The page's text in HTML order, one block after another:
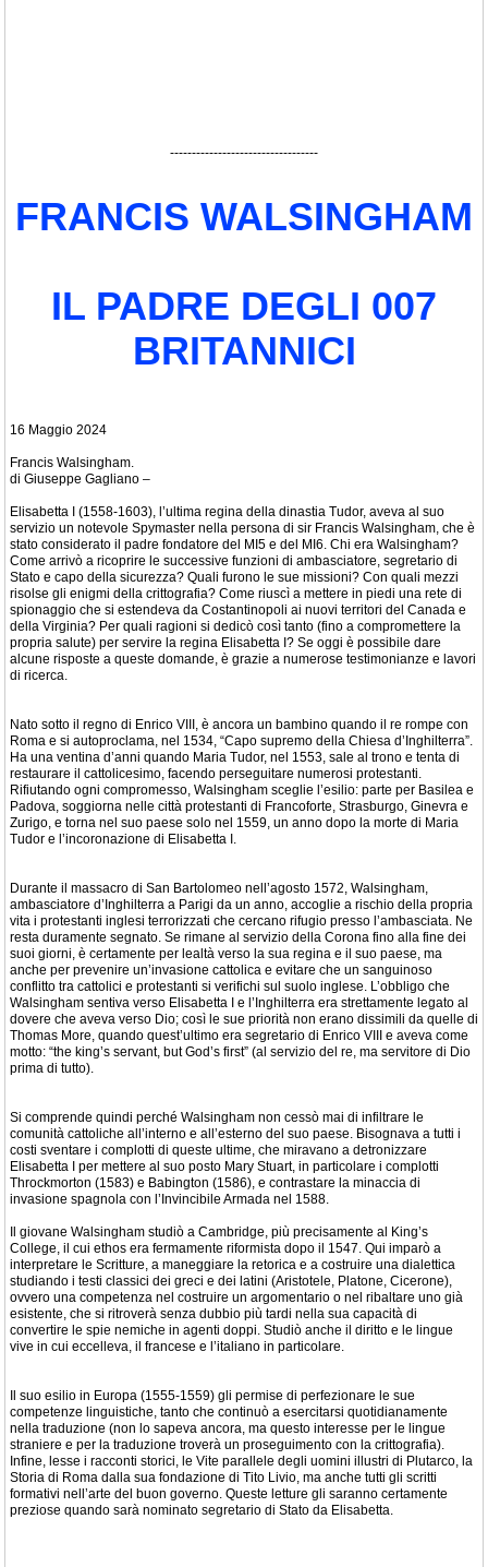
----------------------------------
FRANCIS WALSINGHAM
IL PADRE DEGLI 007
BRITANNICI
16 Maggio 2024
Francis Walsingham.
di Giuseppe Gagliano –
Elisabetta I (1558-1603), l’ultima regina della dinastia Tudor, aveva al suo
servizio un notevole Spymaster nella persona di sir Francis Walsingham, che è
stato considerato il padre fondatore del MI5 e del MI6. Chi era Walsingham?
Come arrivò a ricoprire le successive funzioni di ambasciatore, segretario di
Stato e capo della sicurezza? Quali furono le sue missioni? Con quali mezzi
risolse gli enigmi della crittografia? Come riuscì a mettere in piedi una rete di
spionaggio che si estendeva da Costantinopoli ai nuovi territori del Canada e
della Virginia? Per quali ragioni si dedicò così tanto (fino a compromettere la
propria salute) per servire la regina Elisabetta I? Se oggi è possibile dare
alcune risposte a queste domande, è grazie a numerose testimonianze e lavori
di ricerca.
Nato sotto il regno di Enrico VIII, è ancora un bambino quando il re rompe con
Roma e si autoproclama, nel 1534, “Capo supremo della Chiesa d’Inghilterra”.
Ha una ventina d’anni quando Maria Tudor, nel 1553, sale al trono e tenta di
restaurare il cattolicesimo, facendo perseguitare numerosi protestanti.
Rifiutando ogni compromesso, Walsingham sceglie l’esilio: parte per Basilea e
Padova, soggiorna nelle città protestanti di Francoforte, Strasburgo, Ginevra e
Zurigo, e torna nel suo paese solo nel 1559, un anno dopo la morte di Maria
Tudor e l’incoronazione di Elisabetta I.
Durante il massacro di San Bartolomeo nell’agosto 1572, Walsingham,
ambasciatore d’Inghilterra a Parigi da un anno, accoglie a rischio della propria
vita i protestanti inglesi terrorizzati che cercano rifugio presso l’ambasciata. Ne
resta duramente segnato. Se rimane al servizio della Corona fino alla fine dei
suoi giorni, è certamente per lealtà verso la sua regina e il suo paese, ma
anche per prevenire un’invasione cattolica e evitare che un sanguinoso
conflitto tra cattolici e protestanti si verifichi sul suolo inglese. L’obbligo che
Walsingham sentiva verso Elisabetta I e l’Inghilterra era strettamente legato al
dovere che aveva verso Dio; così le sue priorità non erano dissimili da quelle di
Thomas More, quando quest’ultimo era segretario di Enrico VIII e aveva come
motto: “the king’s servant, but God’s first” (al servizio del re, ma servitore di Dio
prima di tutto).
Si comprende quindi perché Walsingham non cessò mai di infiltrare le
comunità cattoliche all’interno e all’esterno del suo paese. Bisognava a tutti i
costi sventare i complotti di queste ultime, che miravano a detronizzare
Elisabetta I per mettere al suo posto Mary Stuart, in particolare i complotti
Throckmorton (1583) e Babington (1586), e contrastare la minaccia di
invasione spagnola con l’Invincibile Armada nel 1588.
Il giovane Walsingham studiò a Cambridge, più precisamente al King’s
College, il cui ethos era fermamente riformista dopo il 1547. Qui imparò a
interpretare le Scritture, a maneggiare la retorica e a costruire una dialettica
studiando i testi classici dei greci e dei latini (Aristotele, Platone, Cicerone),
ovvero una competenza nel costruire un argomentario o nel ribaltare uno già
esistente, che si ritroverà senza dubbio più tardi nella sua capacità di
convertire le spie nemiche in agenti doppi. Studiò anche il diritto e le lingue
vive in cui eccelleva, il francese e l’italiano in particolare.
Il suo esilio in Europa (1555-1559) gli permise di perfezionare le sue
competenze linguistiche, tanto che continuò a esercitarsi quotidianamente
nella traduzione (non lo sapeva ancora, ma questo interesse per le lingue
straniere e per la traduzione troverà un proseguimento con la crittografia).
Infine, lesse i racconti storici, le Vite parallele degli uomini illustri di Plutarco, la
Storia di Roma dalla sua fondazione di Tito Livio, ma anche tutti gli scritti
formativi nell’arte del buon governo. Queste letture gli saranno certamente
preziose quando sarà nominato segretario di Stato da Elisabetta.